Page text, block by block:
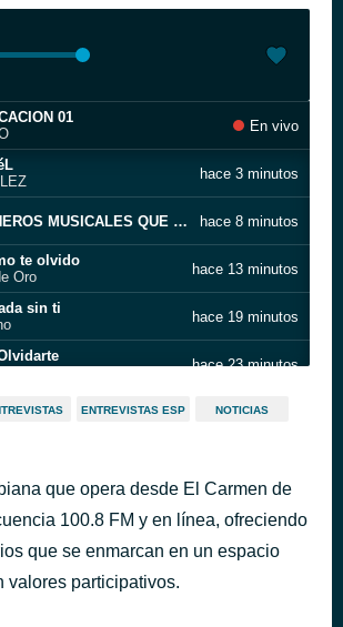
01
En vivo
hace 3 minutos
LOS GENEROS MUSICALES QUE TU PREFIERES hace 8 minutos
te olvido
Oro
hace 13 minutos
sin ti
hace 19 minutos
hace 23 minutos
hace 28 minutos
Zuleta
& Bobby Cruz
hace 47 minutos
ENTREVISTAS ESP NOTICIAS
que opera desde El Carmen de
100.8 FM y en línea, ofreciendo
que se enmarcan en un espacio
valores participativos.